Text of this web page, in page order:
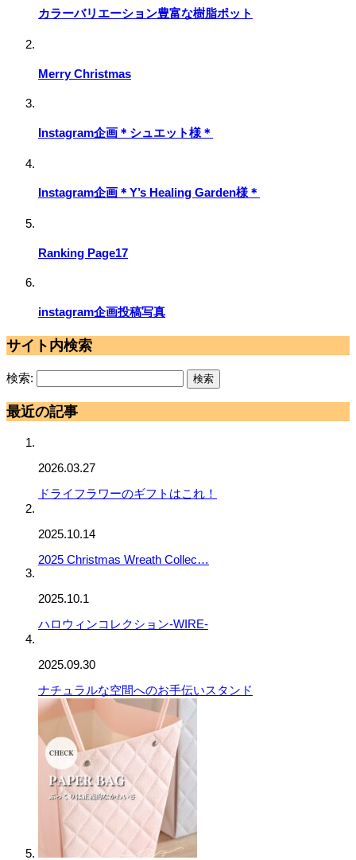
カラーバリエーション豊富な樹脂ポット
Merry Christmas
Instagram企画＊シュエット様＊
Instagram企画＊Y’s Healing Garden様＊
Ranking Page17
instagram企画投稿写真
サイト内検索
検索:
最近の記事
2026.03.27
ドライフラワーのギフトはこれ！
2025.10.14
2025 Christmas Wreath Collec…
2025.10.1
ハロウィンコレクション-WIRE-
2025.09.30
ナチュラルな空間へのお手伝いスタンド